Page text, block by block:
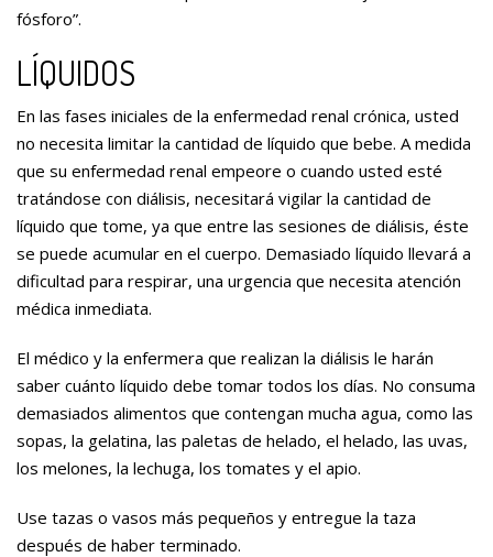
fósforo”.
LÍQUIDOS
En las fases iniciales de la enfermedad renal crónica, usted
no necesita limitar la cantidad de líquido que bebe. A medida
que su enfermedad renal empeore o cuando usted esté
tratándose con diálisis, necesitará vigilar la cantidad de
líquido que tome, ya que entre las sesiones de diálisis, éste
se puede acumular en el cuerpo. Demasiado líquido llevará a
dificultad para respirar, una urgencia que necesita atención
médica inmediata.
El médico y la enfermera que realizan la diálisis le harán
saber cuánto líquido debe tomar todos los días. No consuma
demasiados alimentos que contengan mucha agua, como las
sopas, la gelatina, las paletas de helado, el helado, las uvas,
los melones, la lechuga, los tomates y el apio.
Use tazas o vasos más pequeños y entregue la taza
después de haber terminado.